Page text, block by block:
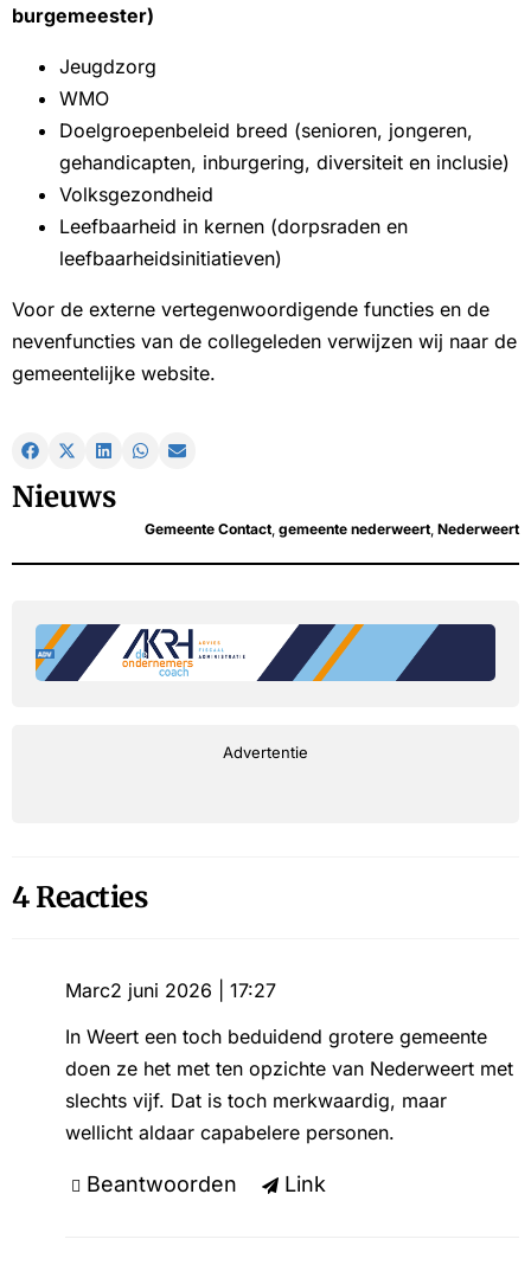
burgemeester)
Jeugdzorg
WMO
Doelgroepenbeleid breed (senioren, jongeren,
gehandicapten, inburgering, diversiteit en inclusie)
Volksgezondheid
Leefbaarheid in kernen (dorpsraden en
leefbaarheidsinitiatieven)
Voor de externe vertegenwoordigende functies en de
nevenfuncties van de collegeleden verwijzen wij naar de
gemeentelijke website.
Nieuws
Gemeente Contact gemeente nederweert Nederweert
Advertentie
4 Reacties
Marc2 juni 2026 | 17:27
In Weert een toch beduidend grotere gemeente
doen ze het met ten opzichte van Nederweert met
slechts vijf. Dat is toch merkwaardig, maar
wellicht aldaar capabelere personen.
Beantwoorden Link